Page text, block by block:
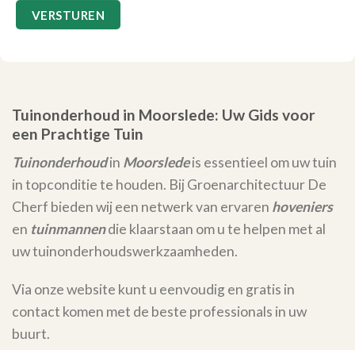
Tuinonderhoud in Moorslede: Uw Gids voor
een Prachtige Tuin
Tuinonderhoudin Moorsledeis essentieel om uw tuin
in topconditie te houden. Bij Groenarchitectuur De
Cherf bieden wij een netwerk van ervaren hoveniers
en tuinmannendie klaarstaan om u te helpen met al
uw tuinonderhoudswerkzaamheden.
Via onze website kunt u eenvoudig en gratis in
contact komen met de beste professionals in uw
buurt.